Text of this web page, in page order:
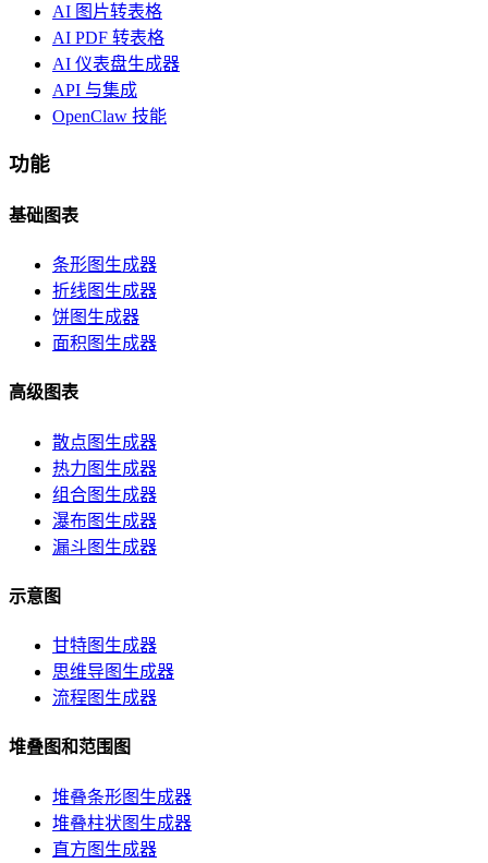
AI 图片转表格
AI PDF 转表格
AI 仪表盘生成器
API 与集成
OpenClaw 技能
功能
基础图表
条形图生成器
折线图生成器
饼图生成器
面积图生成器
高级图表
散点图生成器
热力图生成器
组合图生成器
瀑布图生成器
漏斗图生成器
示意图
甘特图生成器
思维导图生成器
流程图生成器
堆叠图和范围图
堆叠条形图生成器
堆叠柱状图生成器
直方图生成器